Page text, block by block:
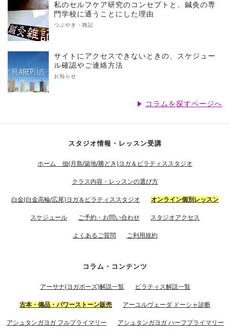
私のセルフケア研究のコンセプトと、鍼灸の専
門学校に通うことにした理由
つぶやき・雑記
サイトにアクセスできないときの、スケジュー
ル確認やご連絡方法
お知らせ
コラムを探すページへ
スタジオ情報・レッスン受講
ホーム 佃(月島/築地/勝どき)ヨガ＆ピラティススタジオ
クラス内容・レッスンの選び方
白金(白金高輪/広尾)ヨガ＆ピラティススタジオ オンライン個別レッスン
スケジュール ご予約・お問い合わせ スタジオアクセス
よくあるご質問 ご利用規約
コラム・コンテンツ
アーサナ(ヨガポーズ)解説一覧 ピラティス解説一覧
古本・備品・パワーストーン販売 アーユルヴェーダ ドーシャ診断
アシュタンガヨガ フルプライマリー アシュタンガヨガ ハーフプライマリー